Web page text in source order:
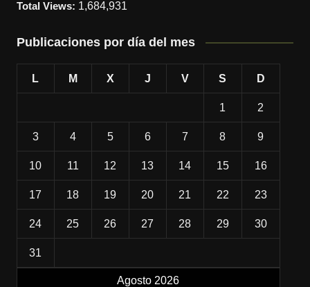
Total Views: 1,684,931
Publicaciones por día del mes
Agosto 2026
L M X J V S D
1 2
3 4 5 6 7 8 9
10 11 12 13 14 15 16
17 18 19 20 21 22 23
24 25 26 27 28 29 30
31